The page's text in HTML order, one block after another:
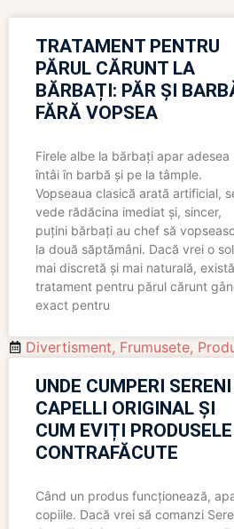
TRATAMENT PENTRU
PĂRUL CĂRUNT LA
BĂRBAȚI: PĂR ȘI
FĂRĂ VOPSEA
Firele albe la bărbați apar adesea
întâi în barbă și pe la tâmple.
Vopseaua clasică arată artificial,
vede rădăcina imediat și, sincer,
puțini bărbați au chef să
la două săptămâni. Dacă vrei o
mai discretă și mai naturală,
tratament pentru părul cărunt
exact pentru
Divertisment, Frumusete,
UNDE CUMPERI SERENI
CAPELLI ORIGINAL ȘI
CUM EVIȚI PRODUSELE
CONTRAFĂCUTE
Când un produs funcționează,
copiile. Dacă vrei să comanzi